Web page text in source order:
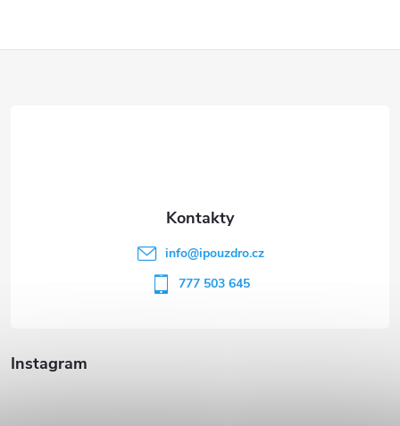
Instagram
info@ipouzdro.cz
777 503 645